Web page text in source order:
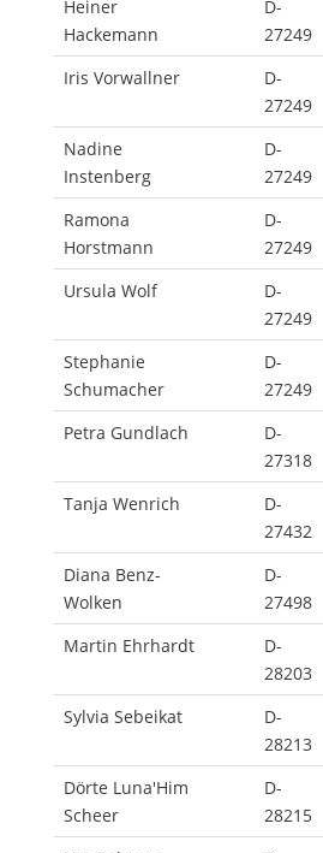
Heiner
Hackemann
D-
27249
Iris Vorwallner
D-
27249
Nadine
Instenberg
D-
27249
Ramona
Horstmann
D-
27249
Ursula Wolf
D-
27249
Stephanie
Schumacher
D-
27249
Petra Gundlach
D-
27318
Tanja Wenrich
D-
27432
Diana Benz-
Wolken
D-
27498
Martin Ehrhardt
D-
28203
Sylvia Sebeikat
D-
28213
Dörte Luna'Him
Scheer
D-
28215